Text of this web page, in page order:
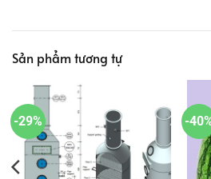
Sản phẩm tương tự
-29% -